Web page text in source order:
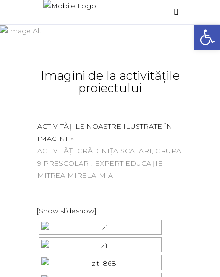
Galerie foto
Imagini de la activitățile
proiectului
ACTIVITĂȚILE NOASTRE ILUSTRATE ÎN
IMAGINI »
ACTIVITĂȚI GRĂDINIȚA SCAFARI, GRUPA
9 PREȘCOLARI, EXPERT EDUCAȚIE
MITREA MIRELA-MIA
[Show slideshow]